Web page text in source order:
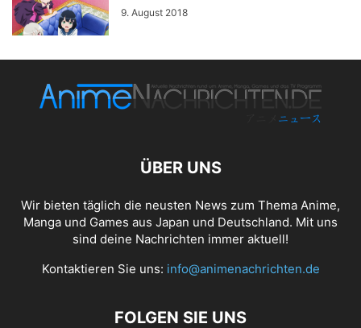
9. August 2018
ÜBER UNS
Wir bieten täglich die neusten News zum Thema Anime,
Manga und Games aus Japan und Deutschland. Mit uns
sind deine Nachrichten immer aktuell!
Kontaktieren Sie uns: info@animenachrichten.de
FOLGEN SIE UNS